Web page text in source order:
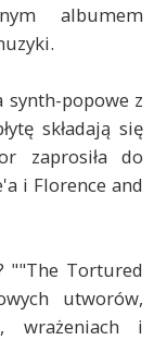
albumem
synth-popowe z
składają się
zaprosiła do
i Florence and
""The Tortured
utworów,
wrażeniach i